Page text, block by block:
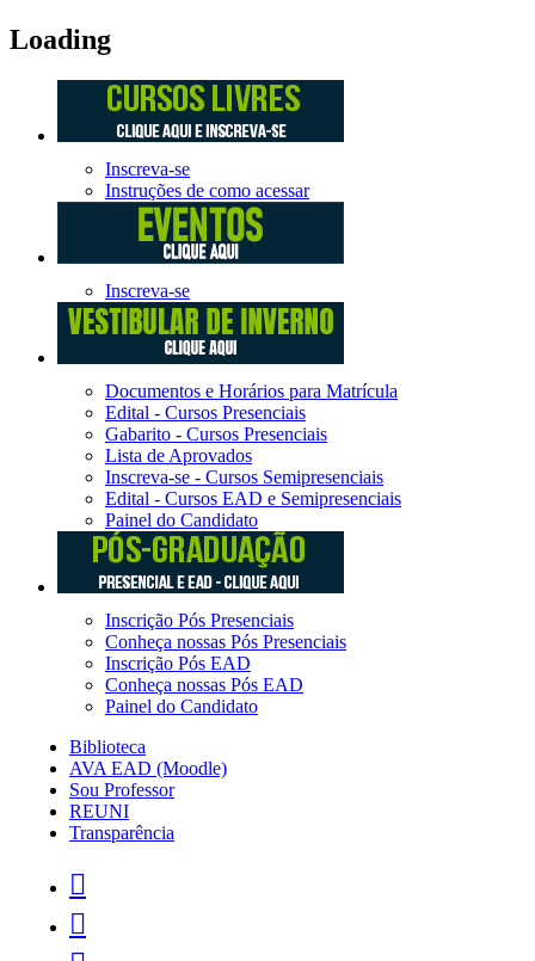
Loading
Inscreva-se
Instruções de como acessar
Inscreva-se
Documentos e Horários para Matrícula
Edital - Cursos Presenciais
Gabarito - Cursos Presenciais
Lista de Aprovados
Inscreva-se - Cursos Semipresenciais
Edital - Cursos EAD e Semipresenciais
Painel do Candidato
Inscrição Pós Presenciais
Conheça nossas Pós Presenciais
Inscrição Pós EAD
Conheça nossas Pós EAD
Painel do Candidato
Biblioteca
AVA EAD (Moodle)
Sou Professor
REUNI
Transparência

